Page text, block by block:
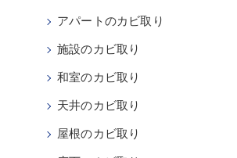
アパートのカビ取り
施設のカビ取り
和室のカビ取り
天井のカビ取り
屋根のカビ取り